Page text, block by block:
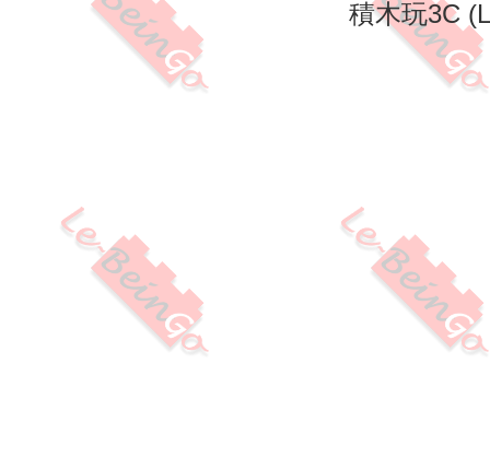
積木玩3C